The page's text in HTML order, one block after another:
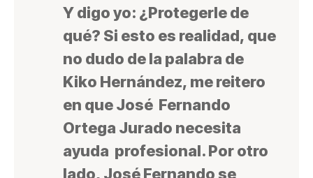
Y digo yo: ¿Protegerle de
qué? Si esto es realidad, que
no dudo de la palabra de
Kiko Hernández, me reitero
en que José Fernando
Ortega Jurado necesita
ayuda profesional. Por otro
lado, José Fernando se